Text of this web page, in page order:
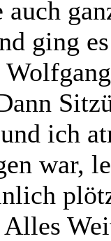
auch
ging
ich
war,